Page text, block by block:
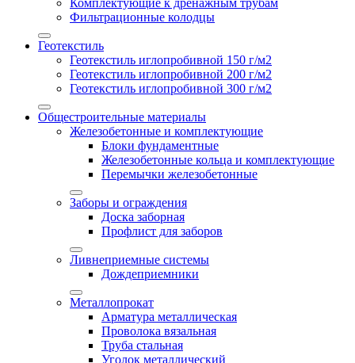
Комплектующие к дренажным трубам
Фильтрационные колодцы
Геотекстиль
Геотекстиль иглопробивной 150 г/м2
Геотекстиль иглопробивной 200 г/м2
Геотекстиль иглопробивной 300 г/м2
Общестроительные материалы
Железобетонные и комплектующие
Блоки фундаментные
Железобетонные кольца и комплектующие
Перемычки железобетонные
Заборы и ограждения
Доска заборная
Профлист для заборов
Ливнеприемные системы
Дождеприемники
Металлопрокат
Арматура металлическая
Проволока вязальная
Труба стальная
Уголок металлический